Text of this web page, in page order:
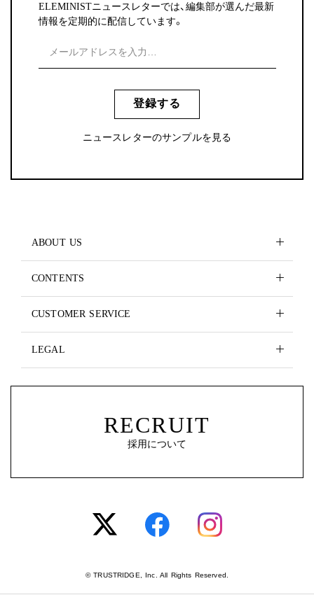
ELEMINISTニュースレターでは、編集部が選んだ最新
情報を定期的に配信しています。
登録する
ニュースレターのサンプルを見る
ABOUT US
CONTENTS
CUSTOMER SERVICE
LEGAL
RECRUIT
採用について
© TRUSTRIDGE, Inc. All Rights Reserved.